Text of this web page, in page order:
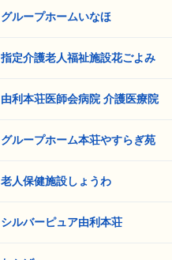
グループホームいなほ
指定介護老人福祉施設花ごよみ
由利本荘医師会病院 介護医療院
グループホーム本荘やすらぎ苑
老人保健施設しょうわ
シルバーピュア由利本荘